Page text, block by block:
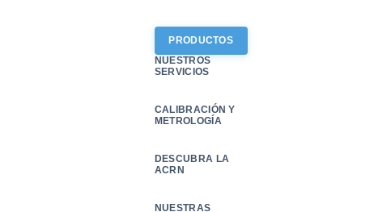
PRODUCTOS
NUESTROS
SERVICIOS
CALIBRACIÓN Y
METROLOGÍA
DESCUBRA LA
ACRN
NUESTRAS